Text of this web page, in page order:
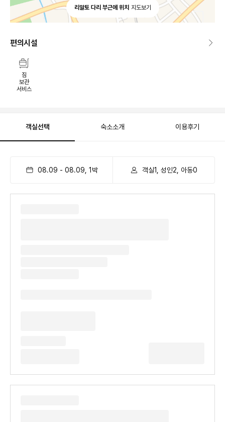
리알토 다리 부근에 위치 지도보기
편의시설
짐
보관
서비스
객실선택 숙소소개 이용후기
08.09 - 08.09 1 박 객실1, 성인2, 아동0